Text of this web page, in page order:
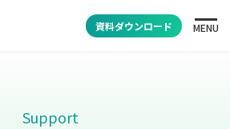
資料ダウンロード MENU
Support